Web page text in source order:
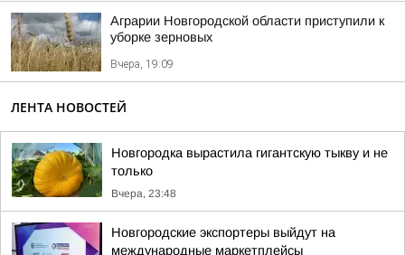
Аграрии Новгородской области приступили к
уборке зерновых
Вчера, 19:09
ЛЕНТА НОВОСТЕЙ
Новгородка вырастила гигантскую тыкву и не
только
Вчера, 23:48
Новгородские экспортеры выйдут на
международные маркетплейсы